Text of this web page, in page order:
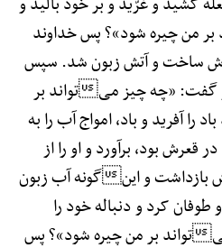
من چیره شود»؟ پس خداوند
ساخت و آتش زبون شد. سپس
گفت: «چه چیز میتواند بر
را آفرید و باد، امواج آب را به
بود، برآورد و او را از
بازداشت و اینگونه آب زبون
کرد و دنباله خود را
تواند بر من چیره شود»؟ پس